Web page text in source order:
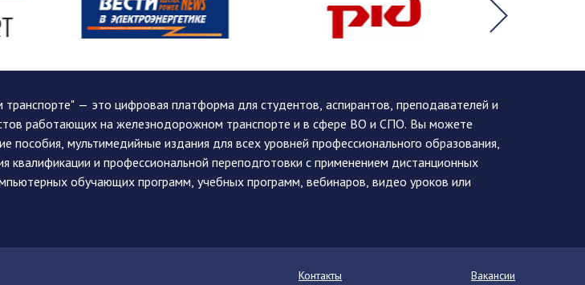
— это цифровая платформа для студентов, аспирантов, преподавателей и
работающих на железнодорожном транспорте и в сфере ВО и СПО. Вы можете
мультимедийные издания для всех уровней профессионального образования,
и профессиональной переподготовки с применением дистанционных
обучающих программ, учебных программ, вебинаров, видео уроков или
Контакты Вакансии